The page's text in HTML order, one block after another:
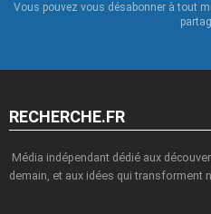
Vous pouvez vous désabonner à tout
RECHERCHE.FR
Média indépendant dédié aux
demain, et aux idées qui transforment